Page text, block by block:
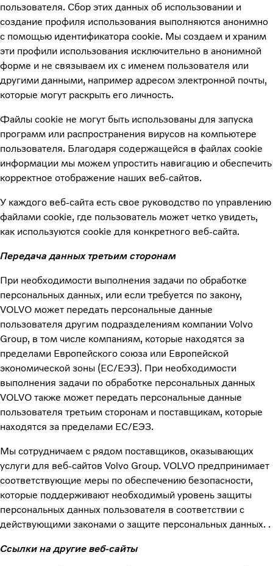
пользователя. Сбор этих данных об использовании и
создание профиля использования выполняются анонимно
с помощью идентификатора cookie. Мы создаем и храним
эти профили использования исключительно в анонимной
форме и не связываем их с именем пользователя или
другими данными, например адресом электронной почты,
которые могут раскрыть его личность.
Файлы cookie не могут быть использованы для запуска
программ или распространения вирусов на компьютере
пользователя. Благодаря содержащейся в файлах cookie
информации мы можем упростить навигацию и обеспечить
корректное отображение наших веб-сайтов.
У каждого веб-сайта есть свое руководство по управлению
файлами cookie, где пользователь может четко увидеть,
как используются cookie для конкретного веб-сайта.
Передача данных третьим сторонам
При необходимости выполнения задачи по обработке
персональных данных, или если требуется по закону,
VOLVO может передать персональные данные
пользователя другим подразделениям компании Volvo
Group, в том числе компаниям, которые находятся за
пределами Европейского союза или Европейской
экономической зоны (ЕС/ЕЭЗ). При необходимости
выполнения задачи по обработке персональных данных
VOLVO также может передать персональные данные
пользователя третьим сторонам и поставщикам, которые
находятся за пределами ЕС/ЕЭЗ.
Мы сотрудничаем с рядом поставщиков, оказывающих
услуги для веб-сайтов Volvo Group. VOLVO предпринимает
соответствующие меры по обеспечению безопасности,
которые поддерживают необходимый уровень защиты
персональных данных пользователя в соответствии с
действующими законами о защите персональных данных. .
Ссылки на другие веб-сайты